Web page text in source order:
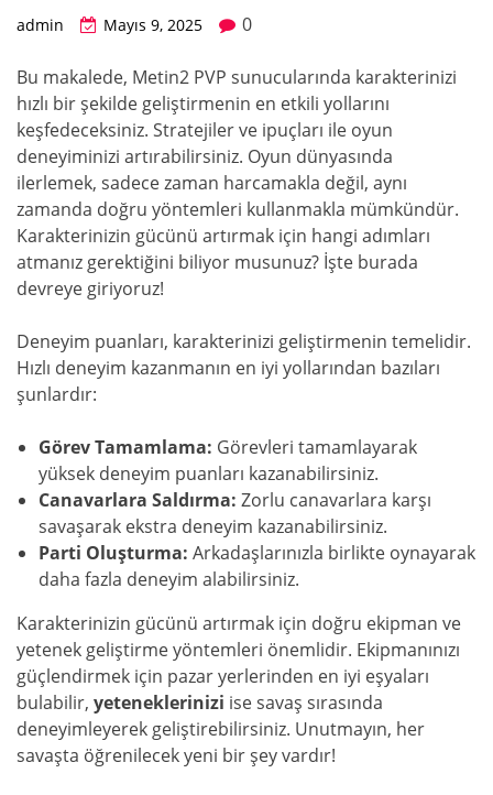
admin Mayıs 9, 2025 0
Bu makalede, Metin2 PVP sunucularında karakterinizi
hızlı bir şekilde geliştirmenin en etkili yollarını
keşfedeceksiniz. Stratejiler ve ipuçları ile oyun
deneyiminizi artırabilirsiniz. Oyun dünyasında
ilerlemek, sadece zaman harcamakla değil, aynı
zamanda doğru yöntemleri kullanmakla mümkündür.
Karakterinizin gücünü artırmak için hangi adımları
atmanız gerektiğini biliyor musunuz? İşte burada
devreye giriyoruz!
Deneyim puanları, karakterinizi geliştirmenin temelidir.
Hızlı deneyim kazanmanın en iyi yollarından bazıları
şunlardır:
Görev Tamamlama: Görevleri tamamlayarak
yüksek deneyim puanları kazanabilirsiniz.
Canavarlara Saldırma: Zorlu canavarlara karşı
savaşarak ekstra deneyim kazanabilirsiniz.
Parti Oluşturma: Arkadaşlarınızla birlikte oynayarak
daha fazla deneyim alabilirsiniz.
Karakterinizin gücünü artırmak için doğru ekipman ve
yetenek geliştirme yöntemleri önemlidir. Ekipmanınızı
güçlendirmek için pazar yerlerinden en iyi eşyaları
bulabilir, yeteneklerinizi ise savaş sırasında
deneyimleyerek geliştirebilirsiniz. Unutmayın, her
savaşta öğrenilecek yeni bir şey vardır!